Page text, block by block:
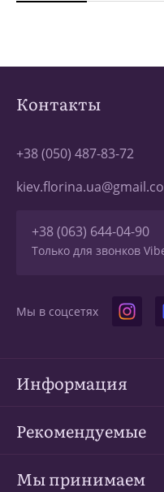
Контакты
+38 (050) 487-83-72
+38 (063) 644-04-90
Только для звонков
Мы в соцсетях
Информация
Рекомендуемые
Мы принимаем